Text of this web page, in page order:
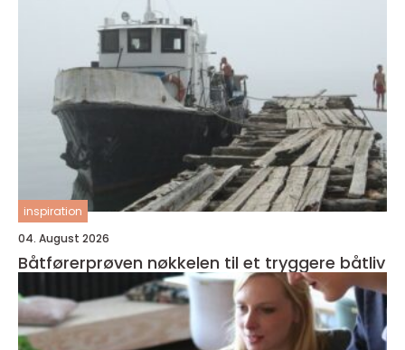
inspiration
04. August 2026
Båtførerprøven nøkkelen til et tryggere båtliv